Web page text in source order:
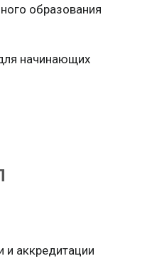
образования
начинающих
и аккредитации